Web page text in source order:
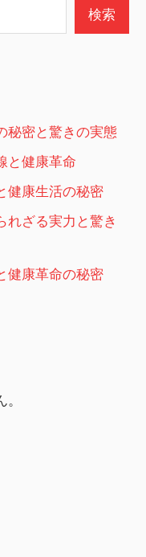
検索
秘密と驚きの実態
と健康革命
健康生活の秘密
れざる実力と驚き
健康革命の秘密